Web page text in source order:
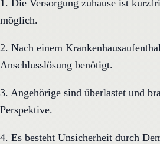
1. Die Versorgung zuhause ist
möglich.
2. Nach einem
Anschlusslösung benötigt.
3. Angehörige sind überlastet und
Perspektive.
4. Es besteht Unsicherheit durch